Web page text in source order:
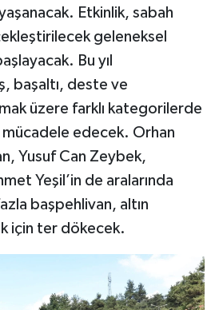
Etkinlik, sabah
geleneksel
Bu yıl
başaltı, deste ve
üzere farklı kategorilerde
mücadele edecek. Orhan
Yusuf Can Zeybek,
Yeşil’in de aralarında
başpehlivan, altın
için ter dökecek.